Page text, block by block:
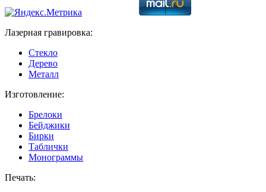
Лазерная гравировка:
Стекло
Дерево
Металл
Изготовление:
Брелоки
Бейджики
Бирки
Таблички
Монограммы
Печать: